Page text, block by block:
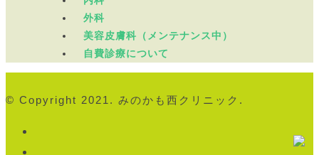
外科
美容皮膚科（メンテナンス中）
自費診療について
© Copyright 2021. みのかも西クリニック.